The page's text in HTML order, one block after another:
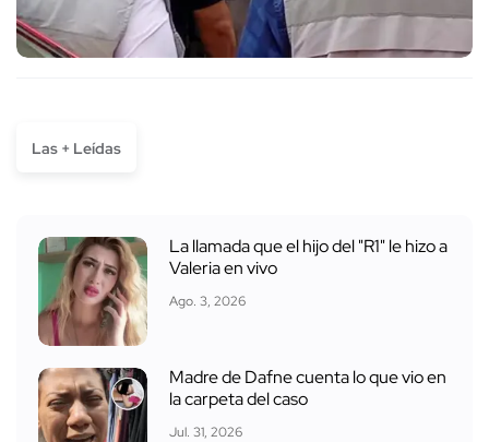
Las + Leídas
La llamada que el hijo del "R1" le hizo a
Valeria en vivo
Ago. 3, 2026
Madre de Dafne cuenta lo que vio en
la carpeta del caso
Jul. 31, 2026